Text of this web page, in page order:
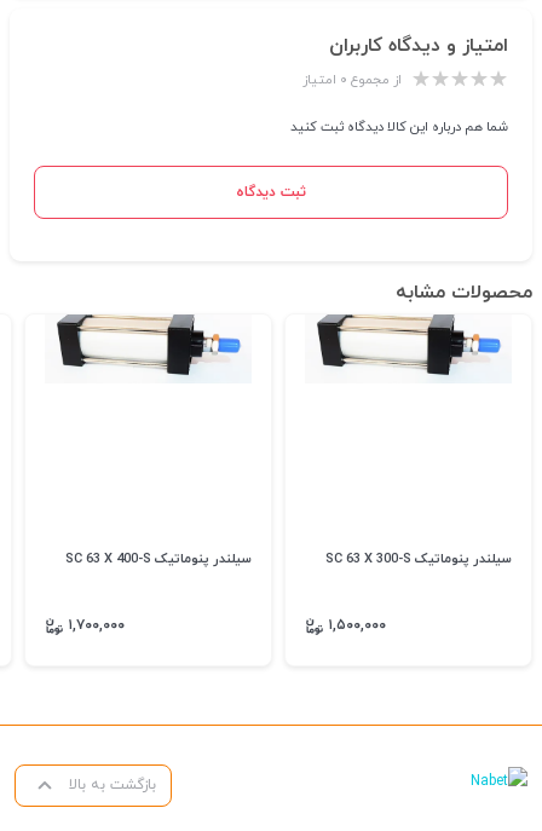
امتیاز و دیدگاه کاربران
از مجموع ۰ امتیاز
شما هم درباره این کالا دیدگاه ثبت کنید
ثبت دیدگاه
محصولات مشابه
سیلندر پنوماتیک SC 63 X 300-S
۱,۵۰۰,۰۰۰
سیلندر پنوماتیک SC 63 X 400-S
۱,۷۰۰,۰۰۰
بازگشت به بالا